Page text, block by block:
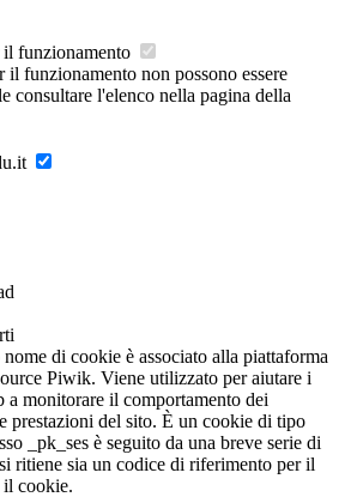
il funzionamento
il funzionamento non possono essere
consultare l'elenco nella pagina della
nome di cookie è associato alla piattaforma
Piwik. Viene utilizzato per aiutare i
a monitorare il comportamento dei
prestazioni del sito. È un cookie di tipo
_pk_ses è seguito da una breve serie di
ritiene sia un codice di riferimento per il
il cookie.